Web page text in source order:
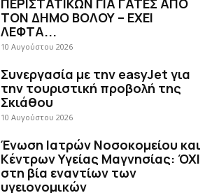
ΠΕΡΙΣΤΑΤΙΚΩΝ ΓΙΑ ΓΑΤΕΣ ΑΠΟ
ΤΟΝ ΔΗΜΟ ΒΟΛΟΥ – ΕΧΕΙ
ΛΕΦΤΑ...
10 Αυγούστου 2026
Συνεργασία με την easyJet για
την τουριστική προβολή της
Σκιάθου
10 Αυγούστου 2026
Ένωση Ιατρών Νοσοκομείου και
Κέντρων Υγείας Μαγνησίας: ΌΧΙ
στη βία εναντίων των
υγειονομικών